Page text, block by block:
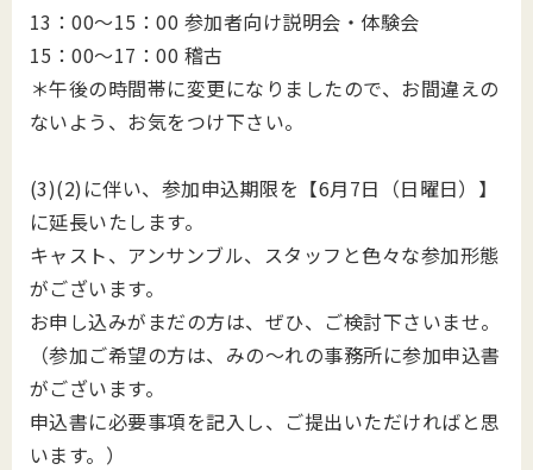
13：00～15：00 参加者向け説明会・体験会
15：00～17：00 稽古
＊午後の時間帯に変更になりましたので、お間違えの
ないよう、お気をつけ下さい。
(3)(2)に伴い、参加申込期限を【6月7日（日曜日）】
に延長いたします。
キャスト、アンサンブル、スタッフと色々な参加形態
がございます。
お申し込みがまだの方は、ぜひ、ご検討下さいませ。
（参加ご希望の方は、みの～れの事務所に参加申込書
がございます。
申込書に必要事項を記入し、ご提出いただければと思
います。）